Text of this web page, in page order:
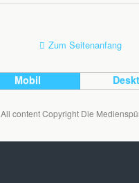
Zum Seitenanfang
Mobil
All content Copyright Die